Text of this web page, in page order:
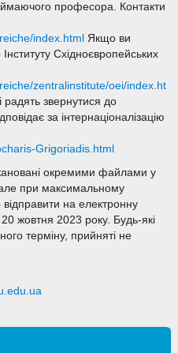
професора. Контакти
index.html Якщо ви
Східноєвропейських
zentralinstitute/oei/index.ht
звернутися до
за інтернаціоналізацію
Grigoriadis.html
окремими файлами у
при максимальному
на електронну
жовтня 2023 року. Будь-які
терміну, прийняті не